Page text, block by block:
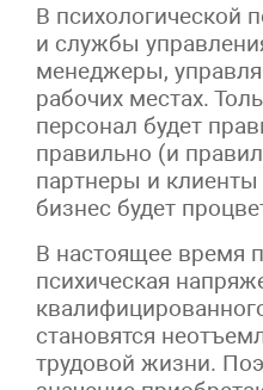
В психологической
и службы
менеджеры,
рабочих местах.
персонал будет
правильно (и
партнеры и
бизнес будет
В настоящее время
психическая
становятся
трудовой жизни.